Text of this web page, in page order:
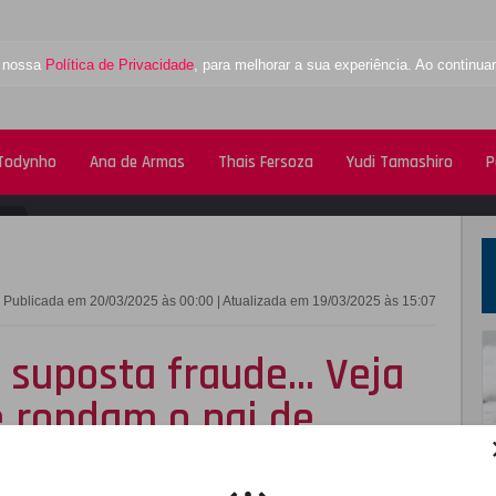
Política de Privacidade, para melhorar a sua experiência. Ao
Ana de Armas Thais Fersoza Yudi Tamashiro
Publicada em 20/03/2025 às 00:00 | Atualizada em 19/03/2025 às 15:07
fraude... Veja
rondam o pai de